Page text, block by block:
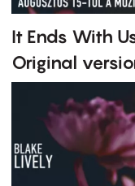
It Ends With
Original